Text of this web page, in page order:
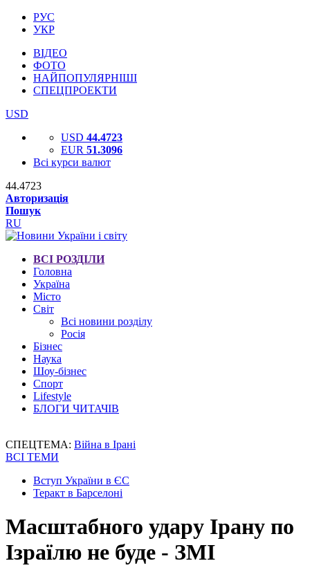
РУС
УКР
ВІДЕО
ФОТО
НАЙПОПУЛЯРНІШІ
СПЕЦПРОЕКТИ
USD
USD 44.4723
EUR 51.3096
Всі курси валют
44.4723
Авторизація
Пошук
RU
ВСІ РОЗДІЛИ
Головна
Україна
Місто
Світ
Всі новини розділу
Росія
Бізнес
Наука
Шоу-бізнес
Спорт
Lifestyle
БЛОГИ ЧИТАЧІВ
СПЕЦТЕМА: Війна в Ірані
ВСІ ТЕМИ
Вступ України в ЄС
Теракт в Барселоні
Масштабного удару Ірану по
Ізраїлю не буде - ЗМІ